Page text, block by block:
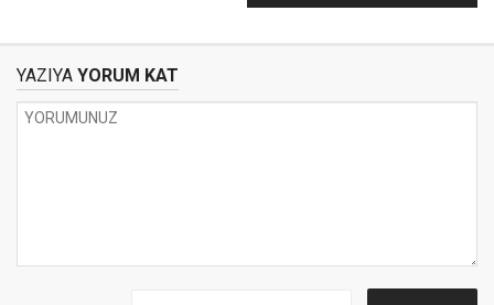
NASIL OLMALI
YAZIYA YORUM KAT